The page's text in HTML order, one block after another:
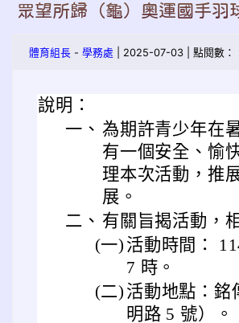
眾望所歸（龜）奧運國手羽
體育組長 - 學務處 | 2025-07-03 | 點閱數：
說明：
一、 為期許青少年在
有一個安全、愉
理本次活動，推
展。
二、 有關旨揭活動，
(一) 活動時間：
7 時。
(二) 活動地點：銘
明路 5 號）。